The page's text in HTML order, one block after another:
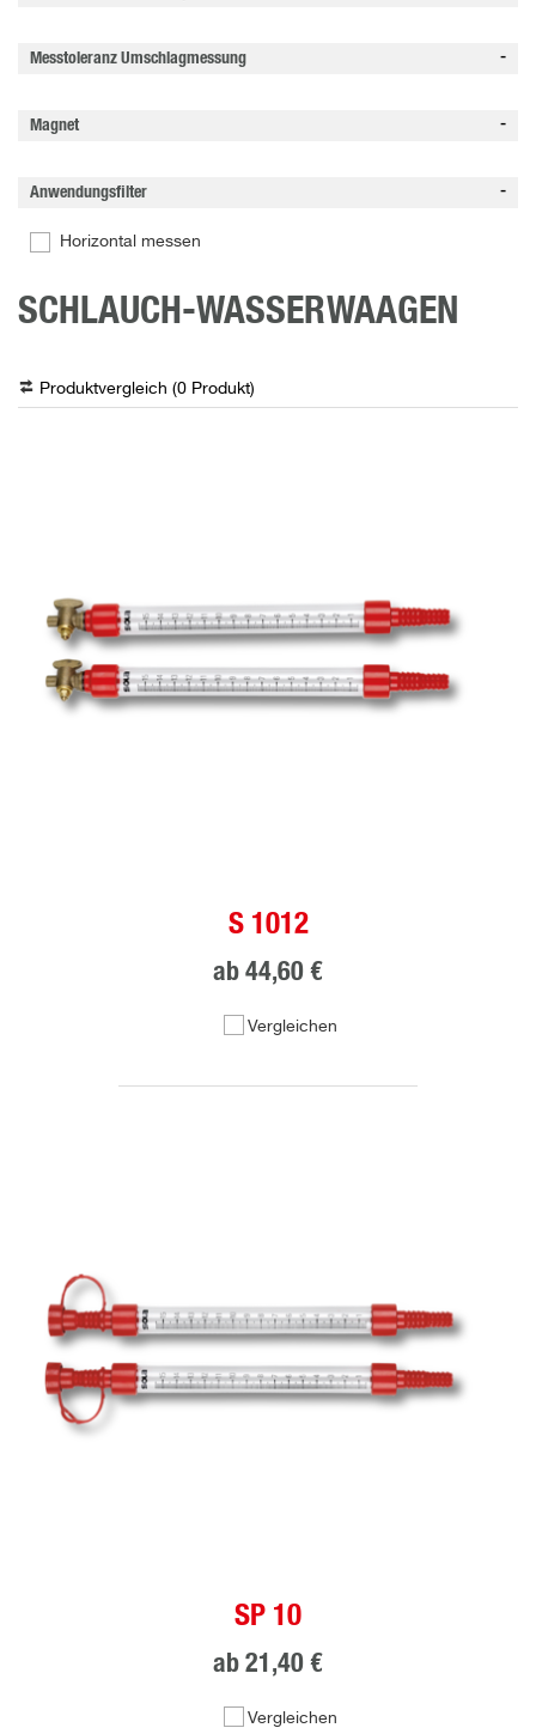
Messtoleranz Umschlagmessung
Magnet
Anwendungsfilter
Horizontal messen
SCHLAUCH-WASSERWAAGEN
Produktvergleich (0 Produkt)
S 1012
ab 44,60 €
Vergleichen
SP 10
ab 21,40 €
Vergleichen